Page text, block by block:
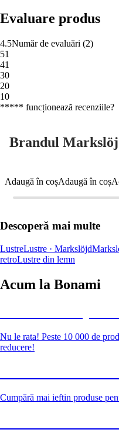
Evaluare produs
4.5Număr de evaluări (2)
51
41
30
20
10
***** funcționează recenziile?
Brandul
Adaugă în coșAdaugă în coș
Descoperă mai multe
LustreLustre · Markslöjd
retroLustre din lemn
Acum la Bonami
Nu le rata! Peste 10 000 de
reducere!
Cumpără mai ieftin produse